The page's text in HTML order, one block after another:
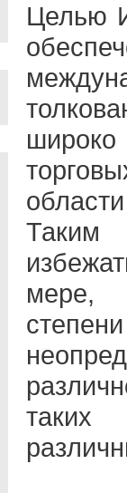
Целью
Таким
мере,